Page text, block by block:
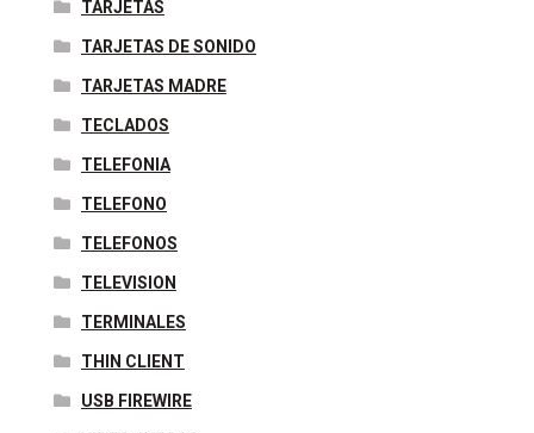
TARJETAS
TARJETAS DE SONIDO
TARJETAS MADRE
TECLADOS
TELEFONIA
TELEFONO
TELEFONOS
TELEVISION
TERMINALES
THIN CLIENT
USB FIREWIRE